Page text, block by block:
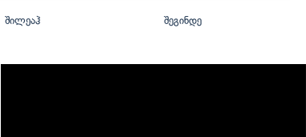
შილეაჰ შეგინდე